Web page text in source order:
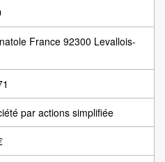
France 92300 Levallois-
par actions simplifiée